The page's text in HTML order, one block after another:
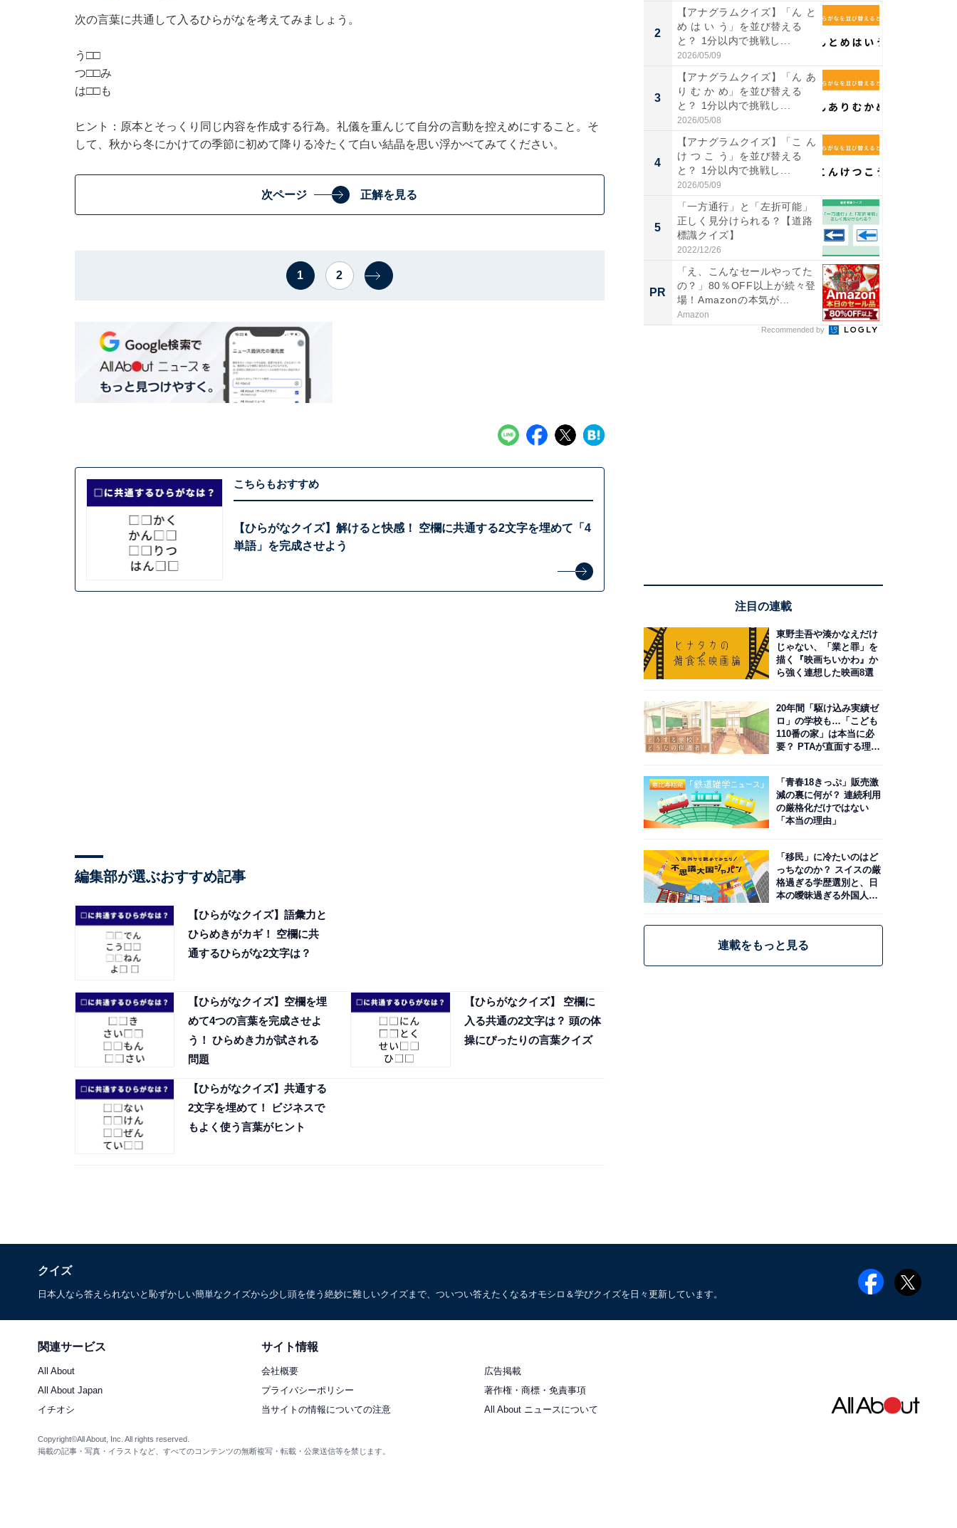
次の言葉に共通して入るひらがなを考えてみましょう。
う□□
つ□□み
は□□も
ヒント：原本とそっくり同じ内容を作成する行為。礼儀を重んじて自分の言動を控えめにすること。そ
して、秋から冬にかけての季節に初めて降りる冷たくて白い結晶を思い浮かべてみてください。
次ページ 正解を見る
1 2
こちらもおすすめ
【ひらがなクイズ】解けると快感！ 空欄に共通する2文字を埋めて「4
単語」を完成させよう
編集部が選ぶおすすめ記事
【ひらがなクイズ】語彙力と
ひらめきがカギ！ 空欄に共
通するひらがな2文字は？
【ひらがなクイズ】空欄を埋
めて4つの言葉を完成させよ
う！ ひらめき力が試される
問題
【ひらがなクイズ】 空欄に
入る共通の2文字は？ 頭の体
操にぴったりの言葉クイズ
【ひらがなクイズ】共通する
2文字を埋めて！ ビジネスで
もよく使う言葉がヒント
2
【アナグラムクイズ】「ん と
め は い う」を並び替える
と？ 1分以内で挑戦し...
2026/05/09
3
【アナグラムクイズ】「ん あ
り む か め」を並び替える
と？ 1分以内で挑戦し...
2026/05/08
4
【アナグラムクイズ】「こ ん
け つ こ う」を並び替える
と？ 1分以内で挑戦し...
2026/05/09
5
「一方通行」と「左折可能」
正しく見分けられる？【道路
標識クイズ】
2022/12/26
PR
「え、こんなセールやってた
の？」80％OFF以上が続々登
場！Amazonの本気が...
Amazon
Recommended by
注目の連載
東野圭吾や湊かなえだけ
じゃない、「業と罪」を
描く『映画ちいかわ』か
ら強く連想した映画8選
20年間「駆け込み実績ゼ
ロ」の学校も…「こども
110番の家」は本当に必
要？ PTAが直面する理想
「青春18きっぷ」販売激
減の裏に何が？ 連続利用
の厳格化だけではない
「本当の理由」
「移民」に冷たいのはど
っちなのか？ スイスの厳
格過ぎる学歴選別と、日
本の曖昧過ぎる外国人政
連載をもっと見る
クイズ
日本人なら答えられないと恥ずかしい簡単なクイズから少し頭を使う絶妙に難しいクイズまで、ついつい答えたくなるオモシロ＆学びクイズを日々更新しています。
関連サービス
All About
All About Japan
イチオシ
サイト情報
会社概要
広告掲載
プライバシーポリシー
著作権・商標・免責事項
当サイトの情報についての注意
All About ニュースについて
Copyright©All About, Inc. All rights reserved.
掲載の記事・写真・イラストなど、すべてのコンテンツの無断複写・転載・公衆送信等を禁じます。